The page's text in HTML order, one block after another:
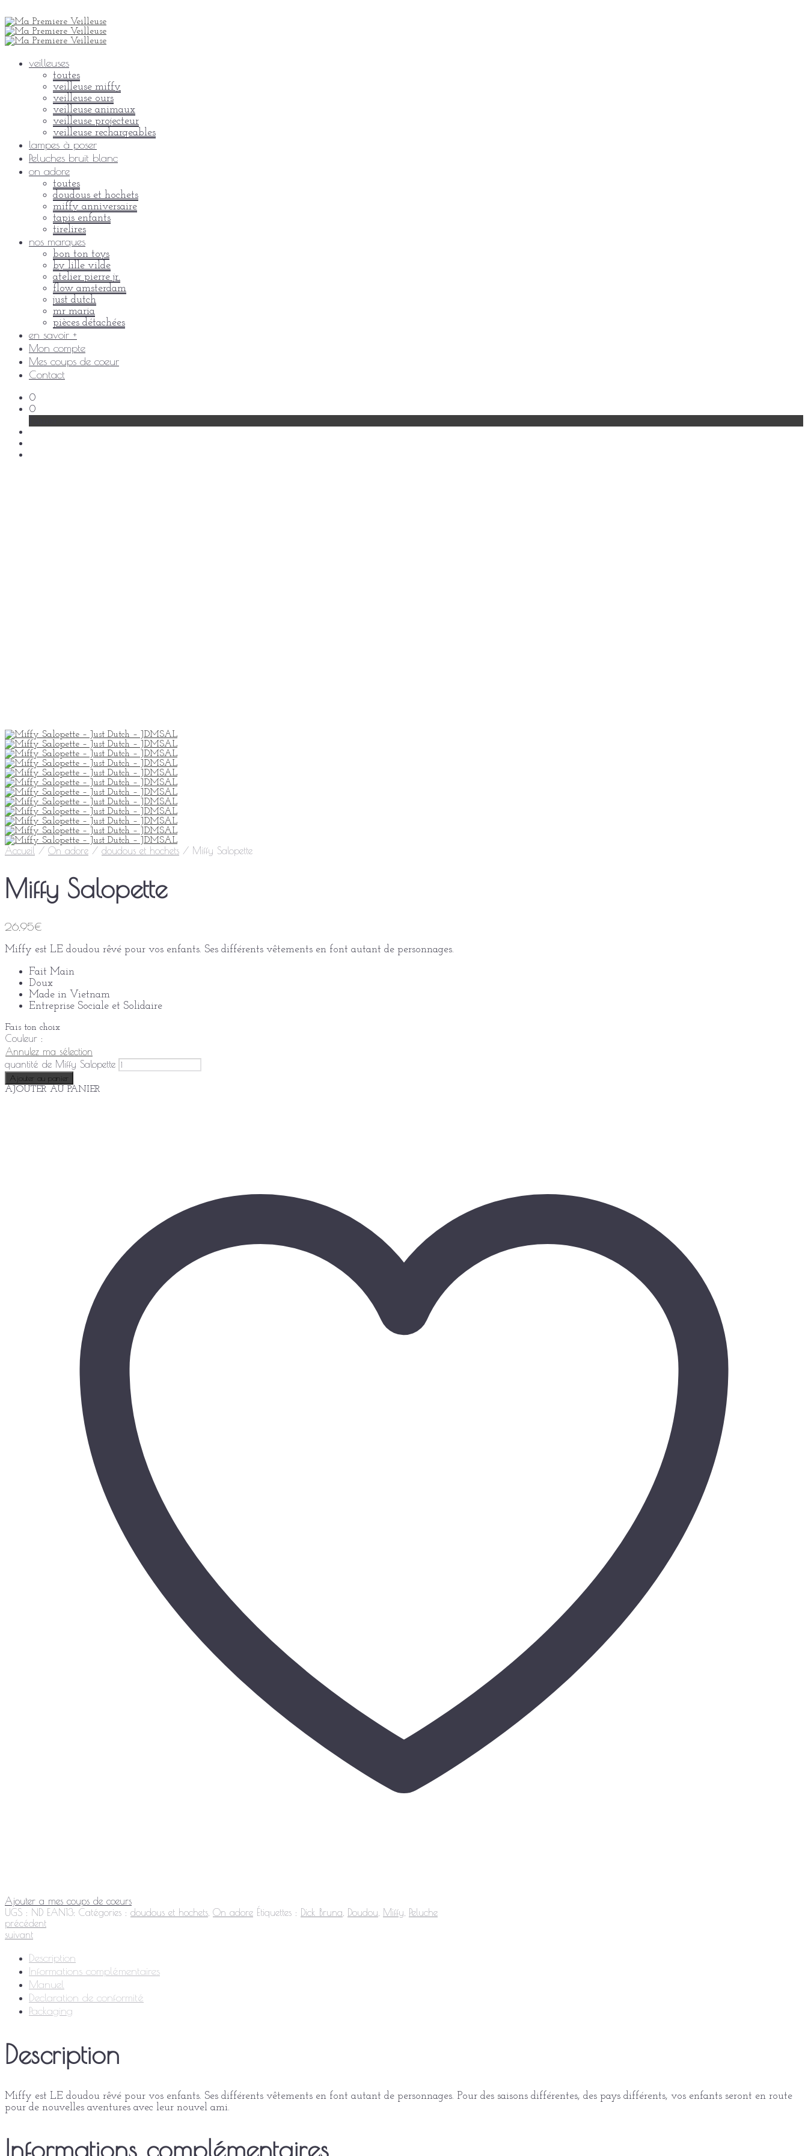
veilleuses
toutes
veilleuse miffy
veilleuse ours
veilleuse animaux
veilleuse projecteur
veilleuse rechargeables
lampes à poser
Peluches bruit blanc
on adore
toutes
doudous et hochets
miffy anniversaire
tapis enfants
tirelires
nos marques
bon ton toys
by lille vilde
atelier pierre jr.
flow amsterdam
just dutch
mr maria
pièces détachées
en savoir +
Mon compte
Mes coups de coeur
Contact
0
0
Accueil / On adore / doudous et hochets / Miffy Salopette
Miffy Salopette
26,95€
Miffy est LE doudou rêvé pour vos enfants. Ses différents vêtements en font autant de personnages.
Fait Main
Doux
Made in Vietnam
Entreprise Sociale et Solidaire
Fais ton choix
Couleur :
Annulez ma sélection
quantité de Miffy Salopette
Ajouter au panier
AJOUTER AU PANIER
Ajouter a mes coups de coeurs
UGS : ND EAN13: Catégories : doudous et hochets On adore Étiquettes : Dick Bruna Doudou Miffy
Peluche
précédent
suivant
Description
Informations complémentaires
Manuel
Declaration de conformité
Packaging
Description
Miffy est LE doudou rêvé pour vos enfants. Ses différents vêtements en font autant de personnages. Pour des saisons différentes, des pays différents, vos enfants seront en route
pour de nouvelles aventures avec leur nouvel ami.
Informations complémentaires